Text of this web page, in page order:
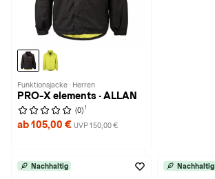
Funktionsjacke · Herren
PRO-X elements · ALLAN
(0) 1
ab 105,00 € UVP 150,00 €
Nachhaltig Nachhaltig